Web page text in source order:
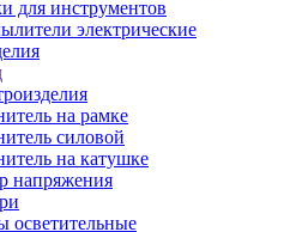
для инструментов
электрические
на рамке
силовой
на катушке
напряжения
осветительные